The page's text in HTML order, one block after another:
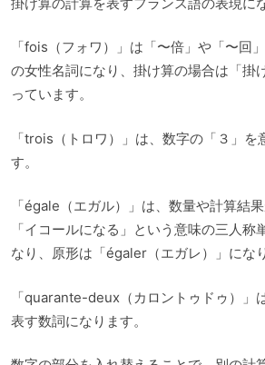
「fois（フォワ）」は「〜倍」や「〜回
の女性名詞になり、掛け算の場合は「掛
っています。
「trois（トロワ）」は、数字の「３」を
す。
「égale（エガル）」は、数量や計算結
「イコールになる」という意味の三人称
なり、原形は「égaler（エガレ）」にな
「quarante-deux（カロントゥドゥ）」
表す数詞になります。